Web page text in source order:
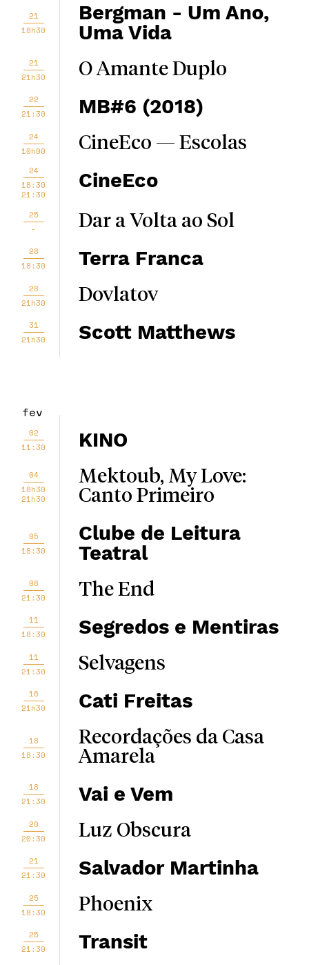
21
18h30
Bergman - Um Ano,
Uma Vida
21
21h30
O Amante Duplo
22
21:30
MB#6 (2018)
24
10h00
CineEco — Escolas
24
18:30
21:30
CineEco
25
-
Dar a Volta ao Sol
28
18:30
Terra Franca
28
21h30
Dovlatov
31
21h30
Scott Matthews
fev
02
11:30
KINO
04
18h30
21h30
Mektoub, My Love:
Canto Primeiro
05
18:30
Clube de Leitura
Teatral
08
21:30
The End
11
18:30
Segredos e Mentiras
11
21:30
Selvagens
16
21h30
Cati Freitas
18
18:30
Recordações da Casa
Amarela
18
21:30
Vai e Vem
20
20:30
Luz Obscura
21
21:30
Salvador Martinha
25
18:30
Phoenix
25
21:30
Transit